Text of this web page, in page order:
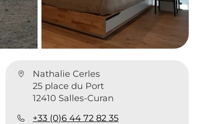
Nathalie Cerles
25 place du Port
12410 Salles-Curan
+33 (0)6 44 72 82 35